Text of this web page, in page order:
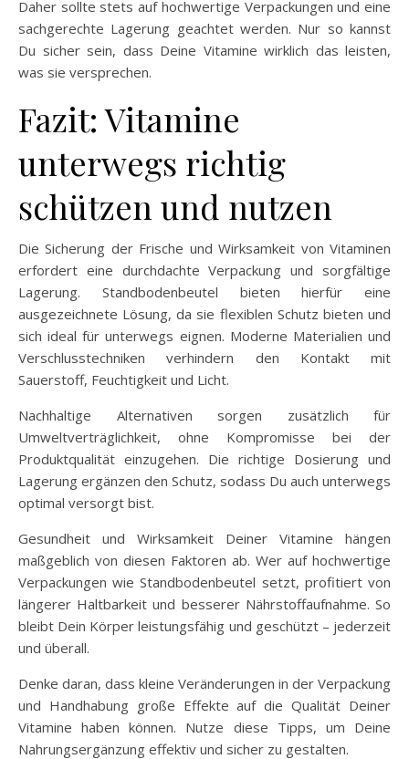
Daher sollte stets auf hochwertige Verpackungen und eine
sachgerechte Lagerung geachtet werden. Nur so kannst
Du sicher sein, dass Deine Vitamine wirklich das leisten,
was sie versprechen.
Fazit: Vitamine
unterwegs richtig
schützen und nutzen
Die Sicherung der Frische und Wirksamkeit von Vitaminen
erfordert eine durchdachte Verpackung und sorgfältige
Lagerung. Standbodenbeutel bieten hierfür eine
ausgezeichnete Lösung, da sie flexiblen Schutz bieten und
sich ideal für unterwegs eignen. Moderne Materialien und
Verschlusstechniken verhindern den Kontakt mit
Sauerstoff, Feuchtigkeit und Licht.
Nachhaltige Alternativen sorgen zusätzlich für
Umweltverträglichkeit, ohne Kompromisse bei der
Produktqualität einzugehen. Die richtige Dosierung und
Lagerung ergänzen den Schutz, sodass Du auch unterwegs
optimal versorgt bist.
Gesundheit und Wirksamkeit Deiner Vitamine hängen
maßgeblich von diesen Faktoren ab. Wer auf hochwertige
Verpackungen wie Standbodenbeutel setzt, profitiert von
längerer Haltbarkeit und besserer Nährstoffaufnahme. So
bleibt Dein Körper leistungsfähig und geschützt – jederzeit
und überall.
Denke daran, dass kleine Veränderungen in der Verpackung
und Handhabung große Effekte auf die Qualität Deiner
Vitamine haben können. Nutze diese Tipps, um Deine
Nahrungsergänzung effektiv und sicher zu gestalten.